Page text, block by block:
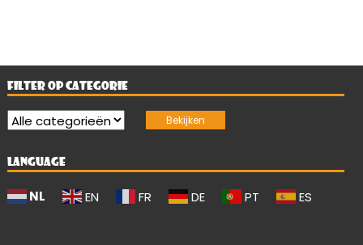
FILTER OP CATEGORIE
LANGUAGE
NL EN FR DE PT ES